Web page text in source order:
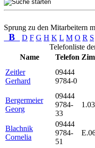
Sprung zu den Mitarbeitern
B D F G H K L M O R S
Telefonliste
Name
Telefon
Zeitler
Gerhard
09444
9784-0
Bergermeier
Georg
09444
9784-
33
1.03
Blachnik
Cornelia
09444
9784-
51